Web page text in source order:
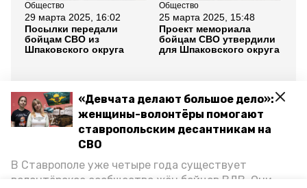
«Девчата делают большое дело»:
женщины-волонтёры помогают
ставропольским десантникам на
СВО
В Ставрополе уже четыре года существует
волонтёрское сообщество жён бойцов ВДВ. Они
Общество
29 марта 2025, 16:02
Посылки передали
бойцам СВО из
Шпаковского округа
Общество
25 марта 2025, 15:48
Проект мемориала
бойцам СВО утвердили
для Шпаковского округа
Все новости